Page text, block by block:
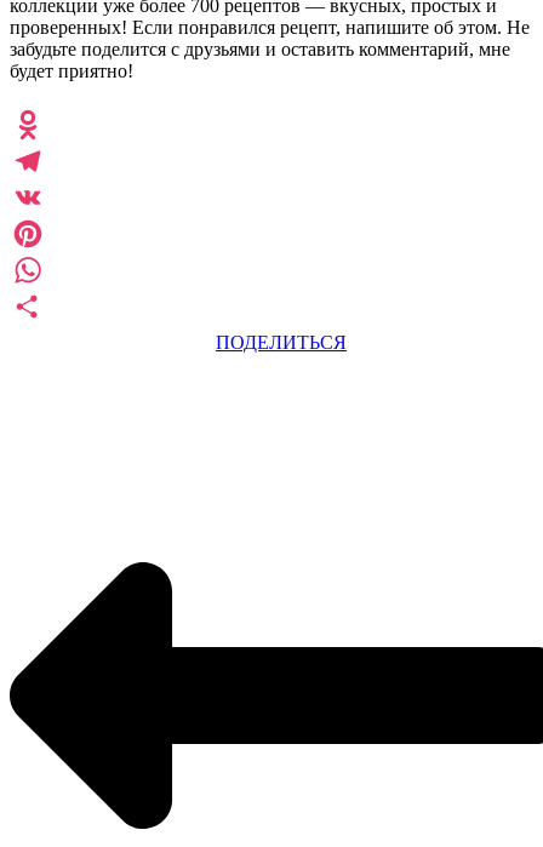
коллекции уже более 700 рецептов — вкусных, простых и
проверенных! Если понравился рецепт, напишите об этом. Не
забудьте поделится с друзьями и оставить комментарий, мне
будет приятно!
ПОДЕЛИТЬСЯ